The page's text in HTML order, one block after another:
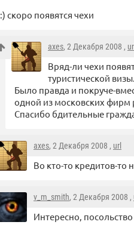
:) скоро появятся чехи
axes, 2 Декабря 2008 , url
Вряд-ли чехи
туристической визы.
Было правда и покруче-
одной из московских фирм
Спасибо бдительные
axes, 2 Декабря 2008 , url
Во кто-то кредитов-то
v_m_smith, 2 Декабря 2008 ,
Интересно,